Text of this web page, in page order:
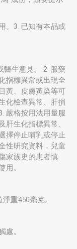
。3. 已知有本品或
醫生意見。 2. 服藥
指標異常或出現全
黃、皮膚黃染等可
化檢查異常、肝損
嚴格按用法用量服
肝生化指標異常、
擇停止哺乳或停止
性研究資料，兒童
家族史的患者慎
用。
重450毫克。
處。